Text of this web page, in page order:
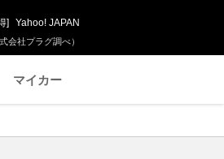
会社プラグ調べ）
] Yahoo! JAPAN
マイカー